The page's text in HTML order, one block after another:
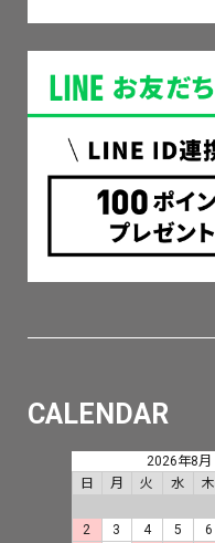
CALENDAR
2026年8月
日
月 火 水 木
2
3 4 5 6